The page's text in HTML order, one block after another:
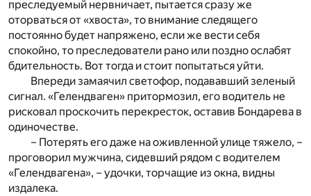
преследуемый нервничает, пытается сразу же
оторваться от «хвоста», то внимание следящего
постоянно будет напряжено, если же вести себя
спокойно, то преследователи рано или поздно ослабят
бдительность. Вот тогда и стоит попытаться уйти.
Впереди замаячил светофор, подававший зеленый
сигнал. «Гелендваген» притормозил, его водитель не
рисковал проскочить перекресток, оставив Бондарева в
одиночестве.
– Потерять его даже на оживленной улице тяжело, –
проговорил мужчина, сидевший рядом с водителем
«Гелендвагена», – удочки, торчащие из окна, видны
издалека.